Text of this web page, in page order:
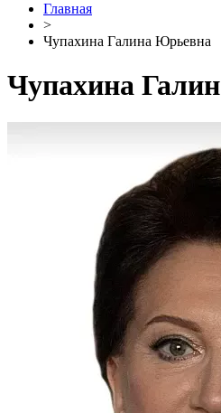
Главная
>
Чупахина Галина Юрьевна
Чупахина